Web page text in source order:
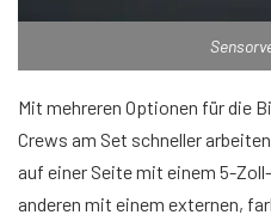
Mit mehreren Optionen für die
Crews am Set schneller
auf einer Seite mit einem 5-
anderen mit einem externen,